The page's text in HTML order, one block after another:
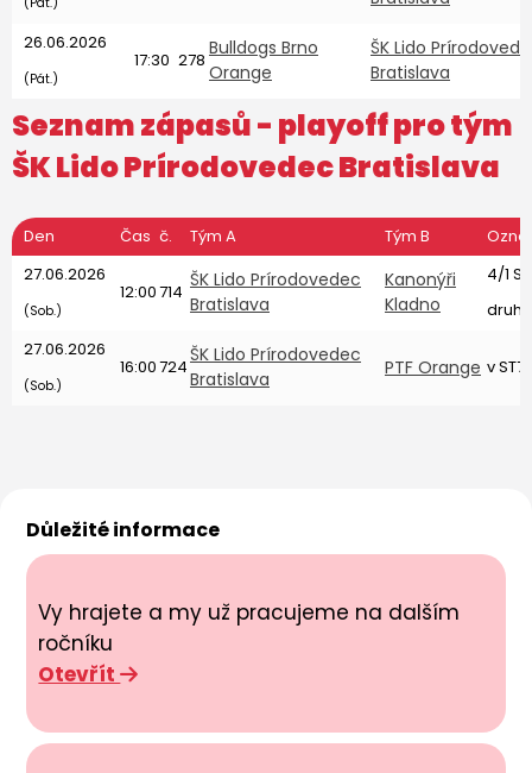
26.06.2026
(Pát.)
17:30 278
Bulldogs Brno
Orange
ŠK Lido
Bratislava
Seznam zápasů - playoff pro tým
ŠK Lido Prírodovedec Bratislava
Den Čas č. Tým A Tým B
27.06.2026
(Sob.)
12:00714
ŠK Lido Prírodovedec
Bratislava
Kanonýři
Kladno
4/1
27.06.2026
(Sob.)
16:00724
ŠK Lido Prírodovedec
Bratislava
PTF Orange v
Důležité informace
Vy hrajete a my už pracujeme na dalším
ročníku
Otevřít